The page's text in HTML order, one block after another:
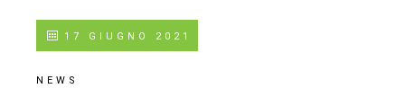
17 GIUGNO 2021
NEWS